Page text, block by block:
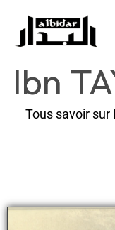
Ibn
Tous savoir sur